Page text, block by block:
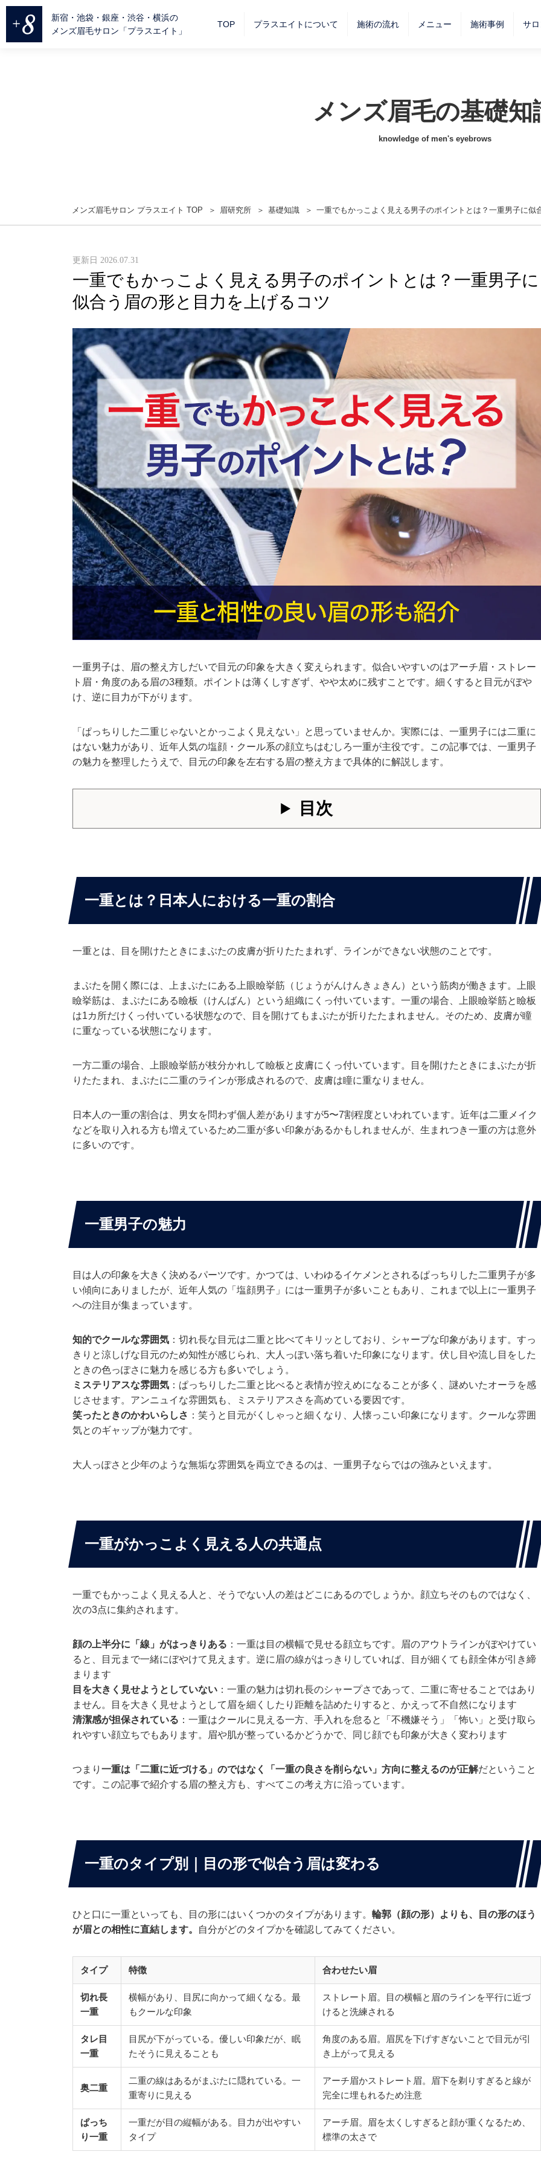
新宿・池袋・銀座・渋谷・横浜の
メンズ眉毛サロン「プラスエイト」
TOP プラスエイトについて 施術の流れ メニュー 施術事例 サ
メンズ眉毛の基礎知
knowledge of men's eyebrows
メンズ眉毛サロン プラスエイト TOP 眉研究所 基礎知識 一重でもかっこよく見える男子のポイントとは？一重男子に似
更新日 2026.07.31
一重でもかっこよく見える男子のポイントとは？一重男子に
似合う眉の形と目力を上げるコツ
一重男子は、眉の整え方しだいで目元の印象を大きく変えられます。似合いやすいのはアーチ眉・ストレー
ト眉・角度のある眉の3種類。ポイントは薄くしすぎず、やや太めに残すことです。細くすると目元がぼや
け、逆に目力が下がります。
「ぱっちりした二重じゃないとかっこよく見えない」と思っていませんか。実際には、一重男子には二重に
はない魅力があり、近年人気の塩顔・クール系の顔立ちはむしろ一重が主役です。この記事では、一重男子
の魅力を整理したうえで、目元の印象を左右する眉の整え方まで具体的に解説します。
目次
一重とは？日本人における一重の割合
一重とは、目を開けたときにまぶたの皮膚が折りたたまれず、ラインができない状態のことです。
まぶたを開く際には、上まぶたにある上眼瞼挙筋（じょうがんけんきょきん）という筋肉が働きます。上眼
瞼挙筋は、まぶたにある瞼板（けんばん）という組織にくっ付いています。一重の場合、上眼瞼挙筋と瞼板
は1カ所だけくっ付いている状態なので、目を開けてもまぶたが折りたたまれません。そのため、皮膚が瞳
に重なっている状態になります。
一方二重の場合、上眼瞼挙筋が枝分かれして瞼板と皮膚にくっ付いています。目を開けたときにまぶたが折
りたたまれ、まぶたに二重のラインが形成されるので、皮膚は瞳に重なりません。
日本人の一重の割合は、男女を問わず個人差がありますが5〜7割程度といわれています。近年は二重メイク
などを取り入れる方も増えているため二重が多い印象があるかもしれませんが、生まれつき一重の方は意外
に多いのです。
一重男子の魅力
目は人の印象を大きく決めるパーツです。かつては、いわゆるイケメンとされるぱっちりした二重男子が多
い傾向にありましたが、近年人気の「塩顔男子」には一重男子が多いこともあり、これまで以上に一重男子
への注目が集まっています。
知的でクールな雰囲気 ：切れ長な目元は二重と比べてキリッとしており、シャープな印象があります。すっ
きりと涼しげな目元のため知性が感じられ、大人っぽい落ち着いた印象になります。伏し目や流し目をした
ときの色っぽさに魅力を感じる方も多いでしょう。
ミステリアスな雰囲気 ：ぱっちりした二重と比べると表情が控えめになることが多く、謎めいたオーラを感
じさせます。アンニュイな雰囲気も、ミステリアスさを高めている要因です。
笑ったときのかわいらしさ ：笑うと目元がくしゃっと細くなり、人懐っこい印象になります。クールな雰囲
気とのギャップが魅力です。
大人っぽさと少年のような無垢な雰囲気を両立できるのは、一重男子ならではの強みといえます。
一重がかっこよく見える人の共通点
一重でもかっこよく見える人と、そうでない人の差はどこにあるのでしょうか。顔立ちそのものではなく、
次の3点に集約されます。
顔の上半分に「線」がはっきりある ：一重は目の横幅で見せる顔立ちです。眉のアウトラインがぼやけてい
ると、目元まで一緒にぼやけて見えます。逆に眉の線がはっきりしていれば、目が細くても顔全体が引き締
まります
目を大きく見せようとしていない ：一重の魅力は切れ長のシャープさであって、二重に寄せることではあり
ません。目を大きく見せようとして眉を細くしたり距離を詰めたりすると、かえって不自然になります
清潔感が担保されている ：一重はクールに見える一方、手入れを怠ると「不機嫌そう」「怖い」と受け取ら
れやすい顔立ちでもあります。眉や肌が整っているかどうかで、同じ顔でも印象が大きく変わります
つまり 一重は「二重に近づける」のではなく「一重の良さを削らない」方向に整えるのが正解だということ
です。この記事で紹介する眉の整え方も、すべてこの考え方に沿っています。
一重のタイプ別｜目の形で似合う眉は変わる
ひと口に一重といっても、目の形にはいくつかのタイプがあります。 輪郭（顔の形）よりも、目の形のほう
が眉との相性に直結します。
自分がどのタイプかを確認してみてください。
タイプ 特徴 合わせたい眉
切れ長
一重
横幅があり、目尻に向かって細くなる。最
もクールな印象
ストレート眉。目の横幅と眉のラインを平行に近づ
けると洗練される
タレ目
一重
目尻が下がっている。優しい印象だが、眠
たそうに見えることも
角度のある眉。眉尻を下げすぎないことで目元が引
き上がって見える
奥二重
二重の線はあるがまぶたに隠れている。一
重寄りに見える
アーチ眉かストレート眉。眉下を剃りすぎると線が
完全に埋もれるため注意
ぱっち
り一重
一重だが目の縦幅がある。目力が出やすい
タイプ
アーチ眉。眉を太くしすぎると顔が重くなるため、
標準の太さで